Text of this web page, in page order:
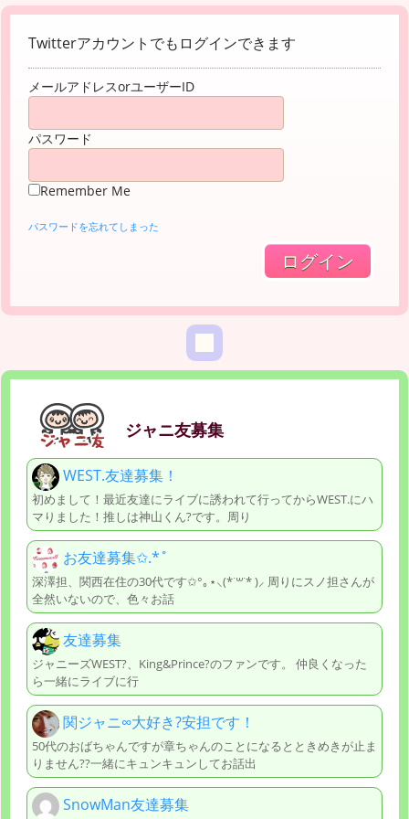
Twitterアカウントでもログインできます
メールアドレスorユーザーID
パスワード
Remember Me
パスワードを忘れてしまった
ジャニ友募集
WEST.友達募集！
初めまして！最近友達にライブに誘われて行ってからWEST.にハ
マりました！推しは神山くん?です。周り
お友達募集✩.*˚
深澤担、関西在住の30代です✩°｡⋆⸜(*˙꒳˙* )⸝ 周りにスノ担さんが
全然いないので、色々お話
友達募集
ジャニーズWEST?、King&Prince?のファンです。 仲良くなった
ら一緒にライブに行
関ジャニ∞大好き?安担です！
50代のおばちゃんですが章ちゃんのことになるとときめきが止ま
りません??一緒にキュンキュンしてお話出
SnowMan友達募集